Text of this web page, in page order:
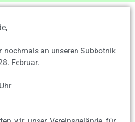
nochmals an unseren Subbotnik
Februar.